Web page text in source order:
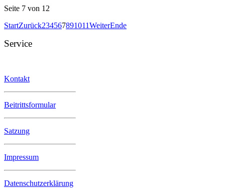
Seite 7 von 12
StartZurück234567891011WeiterEnde
Service
Kontakt
Beitrittsformular
Satzung
Impressum
Datenschutzerklärung